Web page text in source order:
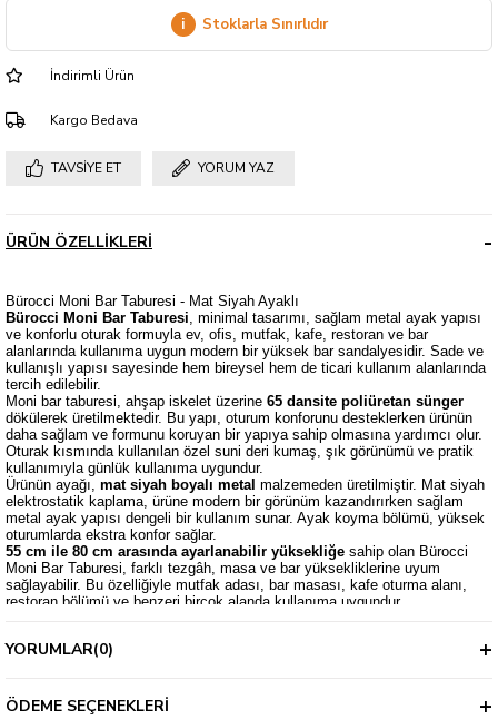
i Stoklarla Sınırlıdır
İndirimli Ürün
Kargo Bedava
TAVSIYE ET YORUM YAZ
ÜRÜN ÖZELLIKLERI
Bürocci Moni Bar Taburesi - Mat Siyah Ayaklı
Bürocci Moni Bar Taburesi, minimal tasarımı, sağlam metal ayak yapısı
ve konforlu oturak formuyla ev, ofis, mutfak, kafe, restoran ve bar
alanlarında kullanıma uygun modern bir yüksek bar sandalyesidir. Sade ve
kullanışlı yapısı sayesinde hem bireysel hem de ticari kullanım alanlarında
tercih edilebilir.
Moni bar taburesi, ahşap iskelet üzerine 65 dansite poliüretan sünger
dökülerek üretilmektedir. Bu yapı, oturum konforunu desteklerken ürünün
daha sağlam ve formunu koruyan bir yapıya sahip olmasına yardımcı olur.
Oturak kısmında kullanılan özel suni deri kumaş, şık görünümü ve pratik
kullanımıyla günlük kullanıma uygundur.
Ürünün ayağı, mat siyah boyalı metal malzemeden üretilmiştir. Mat siyah
elektrostatik kaplama, ürüne modern bir görünüm kazandırırken sağlam
metal ayak yapısı dengeli bir kullanım sunar. Ayak koyma bölümü, yüksek
oturumlarda ekstra konfor sağlar.
55 cm ile 80 cm arasında ayarlanabilir yüksekliğe sahip olan Bürocci
Moni Bar Taburesi, farklı tezgâh, masa ve bar yüksekliklerine uyum
sağlayabilir. Bu özelliğiyle mutfak adası, bar masası, kafe oturma alanı,
restoran bölümü ve benzeri birçok alanda kullanıma uygundur.
Oturak Yüksekliği:
Oturak ile Ayak Koyma Yeri Arası:
YORUMLAR(0)
ÖDEME SEÇENEKLERI